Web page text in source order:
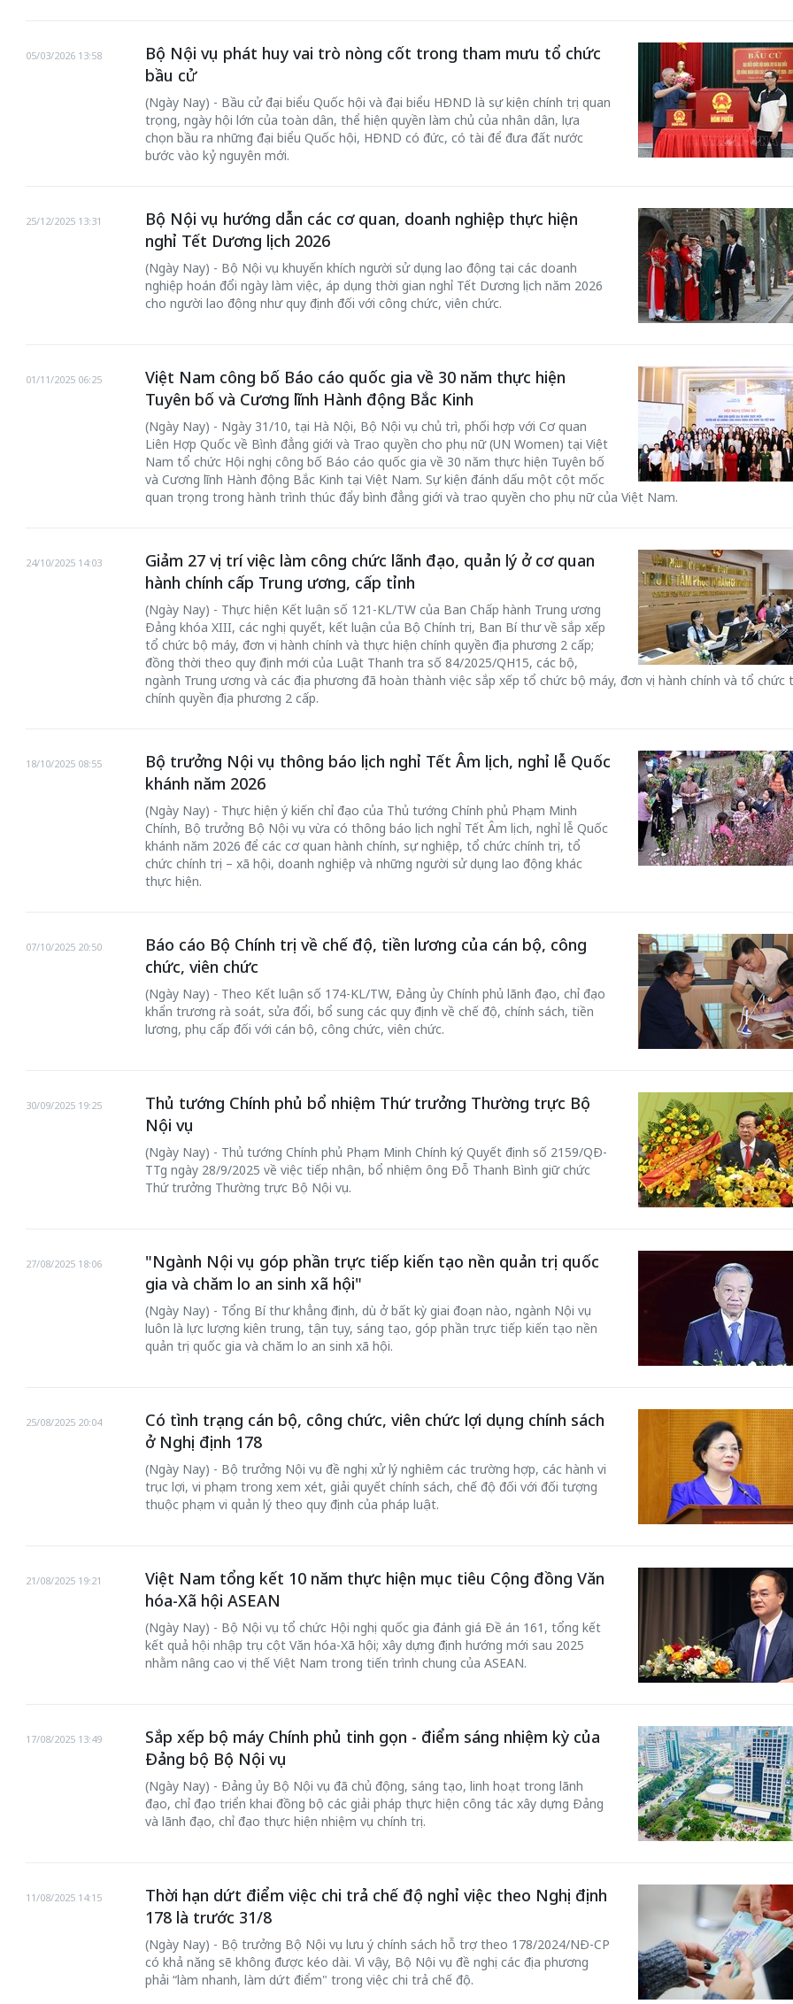
Bộ Nội vụ phát huy vai trò nòng cốt trong tham mưu tổ chức
bầu cử
05/03/2026 13:58
(Ngày Nay) - Bầu cử đại biểu Quốc hội và đại biểu HĐND là sự kiện chính trị quan
trọng, ngày hội lớn của toàn dân, thể hiện quyền làm chủ của nhân dân, lựa
chọn bầu ra những đại biểu Quốc hội, HĐND có đức, có tài để đưa đất nước
bước vào kỷ nguyên mới.
Bộ Nội vụ hướng dẫn các cơ quan, doanh nghiệp thực hiện
nghỉ Tết Dương lịch 2026
25/12/2025 13:31
(Ngày Nay) - Bộ Nội vụ khuyến khích người sử dụng lao động tại các doanh
nghiệp hoán đổi ngày làm việc, áp dụng thời gian nghỉ Tết Dương lịch năm 2026
cho người lao động như quy định đối với công chức, viên chức.
Việt Nam công bố Báo cáo quốc gia về 30 năm thực hiện
Tuyên bố và Cương lĩnh Hành động Bắc Kinh
01/11/2025 06:25
(Ngày Nay) - Ngày 31/10, tại Hà Nội, Bộ Nội vụ chủ trì, phối hợp với Cơ quan
Liên Hợp Quốc về Bình đẳng giới và Trao quyền cho phụ nữ (UN Women) tại Việt
Nam tổ chức Hội nghị công bố Báo cáo quốc gia về 30 năm thực hiện Tuyên bố
và Cương lĩnh Hành động Bắc Kinh tại Việt Nam. Sự kiện đánh dấu một cột mốc
quan trọng trong hành trình thúc đẩy bình đẳng giới và trao quyền cho phụ nữ của Việt Nam.
Giảm 27 vị trí việc làm công chức lãnh đạo, quản lý ở cơ quan
hành chính cấp Trung ương, cấp tỉnh
24/10/2025 14:03
(Ngày Nay) - Thực hiện Kết luận số 121-KL/TW của Ban Chấp hành Trung ương
Đảng khóa XIII, các nghị quyết, kết luận của Bộ Chính trị, Ban Bí thư về sắp xếp
tổ chức bộ máy, đơn vị hành chính và thực hiện chính quyền địa phương 2 cấp;
đồng thời theo quy định mới của Luật Thanh tra số 84/2025/QH15, các bộ,
ngành Trung ương và các địa phương đã hoàn thành việc sắp xếp tổ chức bộ máy, đơn vị hành chính và tổ chức
chính quyền địa phương 2 cấp.
Bộ trưởng Nội vụ thông báo lịch nghỉ Tết Âm lịch, nghỉ lễ Quốc
khánh năm 2026
18/10/2025 08:55
(Ngày Nay) - Thực hiện ý kiến chỉ đạo của Thủ tướng Chính phủ Phạm Minh
Chính, Bộ trưởng Bộ Nội vụ vừa có thông báo lịch nghỉ Tết Âm lịch, nghỉ lễ Quốc
khánh năm 2026 để các cơ quan hành chính, sự nghiệp, tổ chức chính trị, tổ
chức chính trị – xã hội, doanh nghiệp và những người sử dụng lao động khác
thực hiện.
Báo cáo Bộ Chính trị về chế độ, tiền lương của cán bộ, công
chức, viên chức
07/10/2025 20:50
(Ngày Nay) - Theo Kết luận số 174-KL/TW, Đảng ủy Chính phủ lãnh đạo, chỉ đạo
khẩn trương rà soát, sửa đổi, bổ sung các quy định về chế độ, chính sách, tiền
lương, phụ cấp đối với cán bộ, công chức, viên chức.
Thủ tướng Chính phủ bổ nhiệm Thứ trưởng Thường trực Bộ
Nội vụ
30/09/2025 19:25
(Ngày Nay) - Thủ tướng Chính phủ Phạm Minh Chính ký Quyết định số 2159/QĐ-
TTg ngày 28/9/2025 về việc tiếp nhận, bổ nhiệm ông Đỗ Thanh Bình giữ chức
Thứ trưởng Thường trực Bộ Nội vụ.
"Ngành Nội vụ góp phần trực tiếp kiến tạo nền quản trị quốc
gia và chăm lo an sinh xã hội"
27/08/2025 18:06
(Ngày Nay) - Tổng Bí thư khẳng định, dù ở bất kỳ giai đoạn nào, ngành Nội vụ
luôn là lực lượng kiên trung, tận tụy, sáng tạo, góp phần trực tiếp kiến tạo nền
quản trị quốc gia và chăm lo an sinh xã hội.
Có tình trạng cán bộ, công chức, viên chức lợi dụng chính sách
ở Nghị định 178
25/08/2025 20:04
(Ngày Nay) - Bộ trưởng Nội vụ đề nghị xử lý nghiêm các trường hợp, các hành vi
trục lợi, vi phạm trong xem xét, giải quyết chính sách, chế độ đối với đối tượng
thuộc phạm vi quản lý theo quy định của pháp luật.
Việt Nam tổng kết 10 năm thực hiện mục tiêu Cộng đồng Văn
hóa-Xã hội ASEAN
21/08/2025 19:21
(Ngày Nay) - Bộ Nội vụ tổ chức Hội nghị quốc gia đánh giá Đề án 161, tổng kết
kết quả hội nhập trụ cột Văn hóa-Xã hội; xây dựng định hướng mới sau 2025
nhằm nâng cao vị thế Việt Nam trong tiến trình chung của ASEAN.
Sắp xếp bộ máy Chính phủ tinh gọn - điểm sáng nhiệm kỳ của
Đảng bộ Bộ Nội vụ
17/08/2025 13:49
(Ngày Nay) - Đảng ủy Bộ Nội vụ đã chủ động, sáng tạo, linh hoạt trong lãnh
đạo, chỉ đạo triển khai đồng bộ các giải pháp thực hiện công tác xây dựng Đảng
và lãnh đạo, chỉ đạo thực hiện nhiệm vụ chính trị.
Thời hạn dứt điểm việc chi trả chế độ nghỉ việc theo Nghị định
178 là trước 31/8
11/08/2025 14:15
(Ngày Nay) - Bộ trưởng Bộ Nội vụ lưu ý chính sách hỗ trợ theo 178/2024/NĐ-CP
có khả năng sẽ không được kéo dài. Vì vậy, Bộ Nội vụ đề nghị các địa phương
phải “làm nhanh, làm dứt điểm" trong việc chi trả chế độ.